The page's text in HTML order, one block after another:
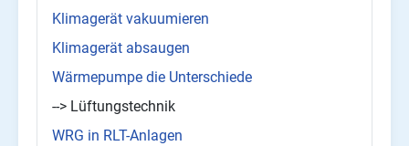
Klimagerät vakuumieren
Klimagerät absaugen
Wärmepumpe die Unterschiede
--> Lüftungstechnik
WRG in RLT-Anlagen